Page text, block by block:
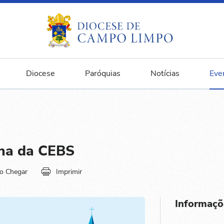
Diocese Paróquias Notícias
da CEBS
Chegar Imprimir